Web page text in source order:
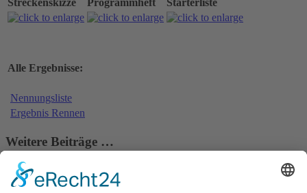
Alle Ergebnisse:
Nennungsliste
Ergebnis Rennen
Weitere Beiträge …
28.06.1981 - Trier
21.06.1981 - Edelstein